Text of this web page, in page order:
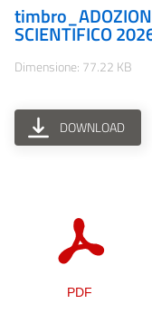
SCIENTIFICO
Dimensione: 77.22 KB
DOWNLOAD